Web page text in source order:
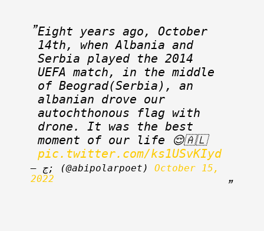
Eight years ago, October
14th, when Albania and
Serbia played the 2014
UEFA match, in the middle
of Beograd(Serbia), an
albanian drove our
autochthonous flag with
drone. It was the best
moment of our life 😌🇦🇱
pic.twitter.com/ks1USvKIyd
— ج; (@abipolarpoet) October 15,
2022